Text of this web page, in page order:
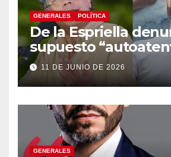
GENERALES POLÍTICA
De la Espriella
supuesto
legislativo” tras
suspender
a Petro
11 DE JUNIO DE 2026
GENERALES